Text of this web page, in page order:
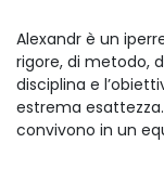
Alexandr è un
rigore, di metodo,
disciplina e
estrema
convivono in un